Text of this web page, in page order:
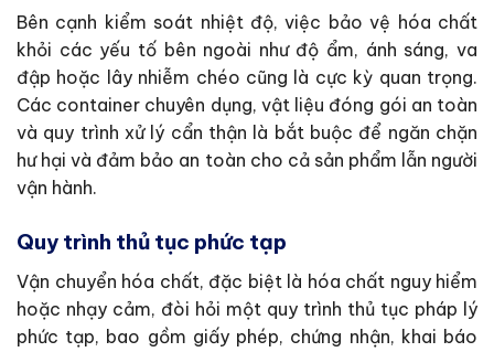
Bên cạnh kiểm soát nhiệt độ, việc bảo vệ hóa chất
khỏi các yếu tố bên ngoài như độ ẩm, ánh sáng, va
đập hoặc lây nhiễm chéo cũng là cực kỳ quan trọng.
Các container chuyên dụng, vật liệu đóng gói an toàn
và quy trình xử lý cẩn thận là bắt buộc để ngăn chặn
hư hại và đảm bảo an toàn cho cả sản phẩm lẫn người
vận hành.
Quy trình thủ tục phức tạp
Vận chuyển hóa chất, đặc biệt là hóa chất nguy hiểm
hoặc nhạy cảm, đòi hỏi một quy trình thủ tục pháp lý
phức tạp, bao gồm giấy phép, chứng nhận, khai báo